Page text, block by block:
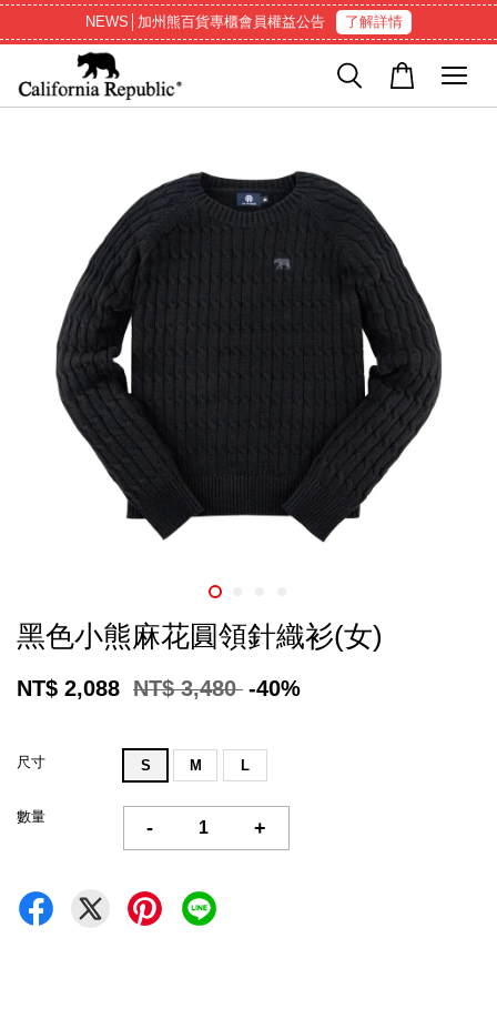
NEWS│加州熊百貨專櫃會員權益公告 了解詳情
黑色小熊麻花圓領針織衫(女)
NT$ 2,088 NT$ 3,480 -40%
尺寸 S M L
數量
- +